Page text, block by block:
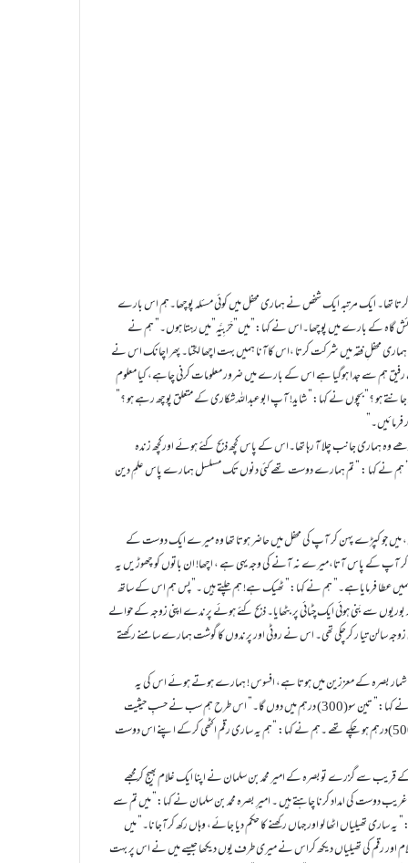
کرتا تھا۔ ایک مرتبہ ایک شخص نے ہماری محفل میں کوئی مسئلہ پوچھا۔ہم اس بارے
گاہ کے بارے میں پوچھا۔اس نے کہا:”میں”حَرْبِیَّہ”میں رہتا ہوں۔” ہم نے
ہماری محفلِ فقہ میں شرکت کرتا ،اس کاآنا ہمیں بہت اچھا لگتا۔ پھر اچانک اس نے
ہم سے جدا ہوگیا ہے اس کے بارے میں ضرور معلومات کرنی چاہے، کیا معلوم
جانتے ہو ؟” بچوں نے کہا:” شاید! آپ ابو عبداللہ شکاری کے متعلق پوچھ رہے ہو ؟”
وہ ہماری جانب چلا آ رہا تھا۔اس کے پاس کچھ ذبح کئے ہوئے اورکچھ زندہ
ہم نے کہا : ” تم ہمارے دوست تھے کئی دنوں تک مسلسل ہمارے پاس علمِ دین
میں جو کپڑے پہن کر آپ کی محفل میں حاضر ہوتا تھا وہ میرے ایک دوست کے
کے پاس آتا،میرے نہ آنے کی وجہ یہی ہے ، اچھا! ان باتوں کو چھوڑ یں یہ
عطا فرمایاہے۔” ہم نے کہا:” ٹھیک ہے! ہم چلتے ہیں ۔”پس ہم اس کے ساتھ
سے بَنی ہوئی ایک چٹائی پر بٹھایا۔ ذبح کئے ہوئے پرندے اپنی زوجہ کے حوالے
زوجہ سالن تیا ر کرچکی تھی۔ اس نے روٹی اور پرندوں کا گوشت ہمارے سامنے رکھتے
بصرہ کے معززین میں ہوتا ہے، افسوس ! ہمارے ہوتے ہوئے اس کی یہ
حالت!” یہ سن کر ہمارے ایک دوست نے کہا: ”پانچ سو (500) درہم میرے ذمہ ہیں ۔”دوسرے نے کہا:” تین سو(300) درہم میں دوں گا۔” اس طرح ہم سب نے حسبِ حیثیت
درہم دینے اور دوسرے اہلِ ثروت سے دِلوانے کی نیتیں کیں۔ جب حساب کیا تو تقریباً پانچ ہزار(5000)درہم ہو چکے تھے ۔ہم نے کہا: ”ہم یہ ساری رقم اکٹھی کرکے اپنے اس دوست
سے گزرے توبصرہ کے امیر محمد بن سلمان نے اپنا ایک غلام بھیج کرمجھے
دوست کی امداد کرنا چاہتے ہیں ۔ امیرِ بصرہ محمد بن سلمان نے کہا:” میں تم سے
تھیلیاں اٹھا لو اور جہاں رکھنے کا حکم دیا جائے، وہاں رکھ کرآجانا۔” میں
اور رقم کی تھیلیاں دیکھ کراس نے میری طرف یوں دیکھا جیسے میں نے اس پر بہت